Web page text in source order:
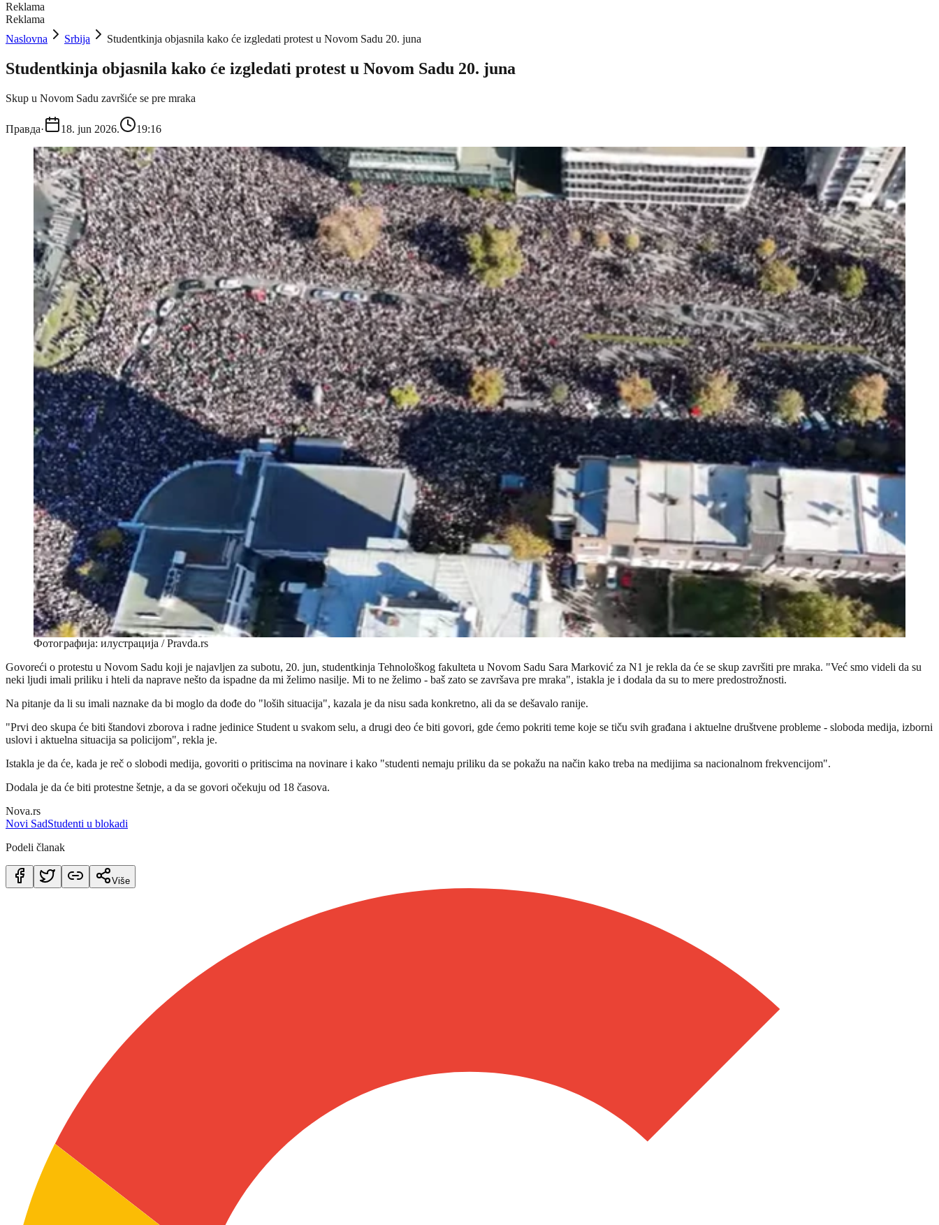
Reklama
Reklama
Naslovna
Srbija Studentkinja objasnila kako će izgledati protest u Novom Sadu 20. juna
Studentkinja objasnila kako će izgledati protest u Novom Sadu 20. juna
Skup u Novom Sadu završiće se pre mraka
Правда· 18. jun 2026. 19:16
Фотографија: илустрација / Pravda.rs
Govoreći o protestu u Novom Sadu koji je najavljen za subotu, 20. jun, studentkinja Tehnološkog fakulteta u Novom Sadu Sara Marković za N1 je rekla da će se skup završiti pre mraka. "Već smo videli da su
neki ljudi imali priliku i hteli da naprave nešto da ispadne da mi želimo nasilje. Mi to ne želimo - baš zato se završava pre mraka", istakla je i dodala da su to mere predostrožnosti.
Na pitanje da li su imali naznake da bi moglo da dođe do "loših situacija", kazala je da nisu sada konkretno, ali da se dešavalo ranije.
"Prvi deo skupa će biti štandovi zborova i radne jedinice Student u svakom selu, a drugi deo će biti govori, gde ćemo pokriti teme koje se tiču svih građana i aktuelne društvene probleme - sloboda medija, izborni
uslovi i aktuelna situacija sa policijom", rekla je.
Istakla je da će, kada je reč o slobodi medija, govoriti o pritiscima na novinare i kako "studenti nemaju priliku da se pokažu na način kako treba na medijima sa nacionalnom frekvencijom".
Dodala je da će biti protestne šetnje, a da se govori očekuju od 18 časova.
Nova.rs
Novi SadStudenti u blokadi
Podeli članak
Više